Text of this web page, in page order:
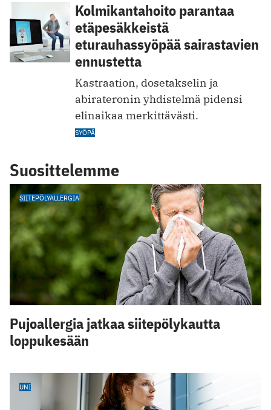
Kolmikantahoito parantaa
etäpesäkkeistä
eturauhassyöpää sairastavien
ennustetta
Kastraation, dosetakselin ja
abirateronin yhdistelmä pidensi
elinaikaa merkittävästi.
SYÖPÄ
Suosittelemme
SIITEPÖLYALLERGIA
Pujoallergia jatkaa siitepölykautta
loppukesään
UNI